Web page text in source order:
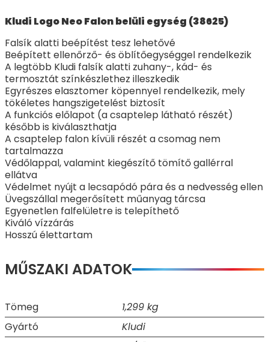
Kludi Logo Neo Falon belüli egység (38625)
Falsík alatti beépítést tesz lehetővé
Beépített ellenőrző- és öblítőegységgel rendelkezik
A legtöbb Kludi falsík alatti zuhany-, kád- és
termosztát színkészlethez illeszkedik
Egyrészes elasztomer köpennyel rendelkezik, mely
tökéletes hangszigetelést biztosít
A funkciós előlapot (a csaptelep látható részét)
később is kiválaszthatja
A csaptelep falon kívüli részét a csomag nem
tartalmazza
Védőlappal, valamint kiegészítő tömítő gallérral
ellátva
Védelmet nyújt a lecsapódó pára és a nedvesség ellen
Üvegszállal megerősített műanyag tárcsa
Egyenetlen falfelületre is telepíthető
Kiváló vízzárás
Hosszú élettartam
MŰSZAKI ADATOK
Tömeg
1,299 kg
Gyártó
Kludi